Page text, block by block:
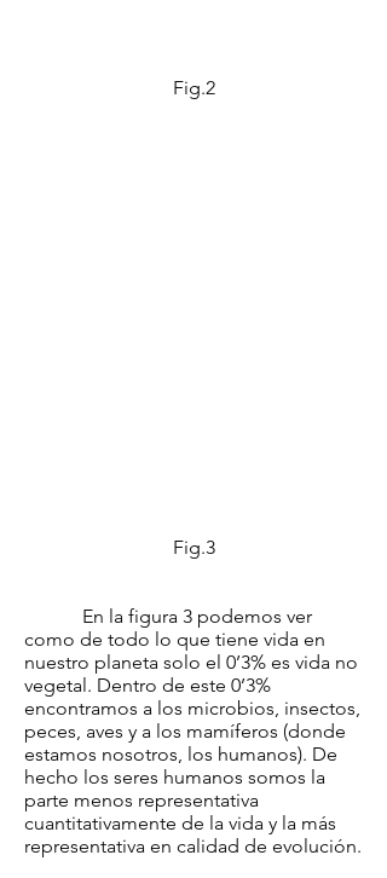
Fig.2
Fig.3
En la figura 3 podemos ver
como de todo lo que tiene vida en
nuestro planeta solo el 0’3% es vida no
vegetal. Dentro de este 0’3%
encontramos a los microbios, insectos,
peces, aves y a los mamíferos (donde
estamos nosotros, los humanos). De
hecho los seres humanos somos la
parte menos representativa
cuantitativamente de la vida y la más
representativa en calidad de evolución.